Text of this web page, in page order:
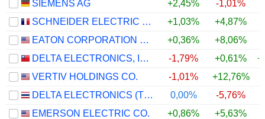
SIEMENS AG
+2,45% -1,01%
SCHNEIDER ELECTRIC SE
+1,03% +4,87%
EATON CORPORATION PLC
+0,36% +8,06%
DELTA ELECTRONICS, INC.
-1,79% +0,61%
VERTIV HOLDINGS CO.
-1,01% +12,76%
DELTA ELECTRONICS (THAILAND)
0,00% -5,76%
EMERSON ELECTRIC CO.
+0,86% +5,63%